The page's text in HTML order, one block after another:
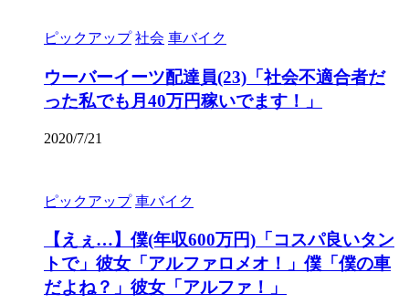
ピックアップ 社会 車バイク
ウーバーイーツ配達員(23)「社会不適合者だ
った私でも月40万円稼いでます！」
2020/7/21
ピックアップ 車バイク
【えぇ…】僕(年収600万円)「コスパ良いタン
トで」彼女「アルファロメオ！」僕「僕の車
だよね？」彼女「アルファ！」